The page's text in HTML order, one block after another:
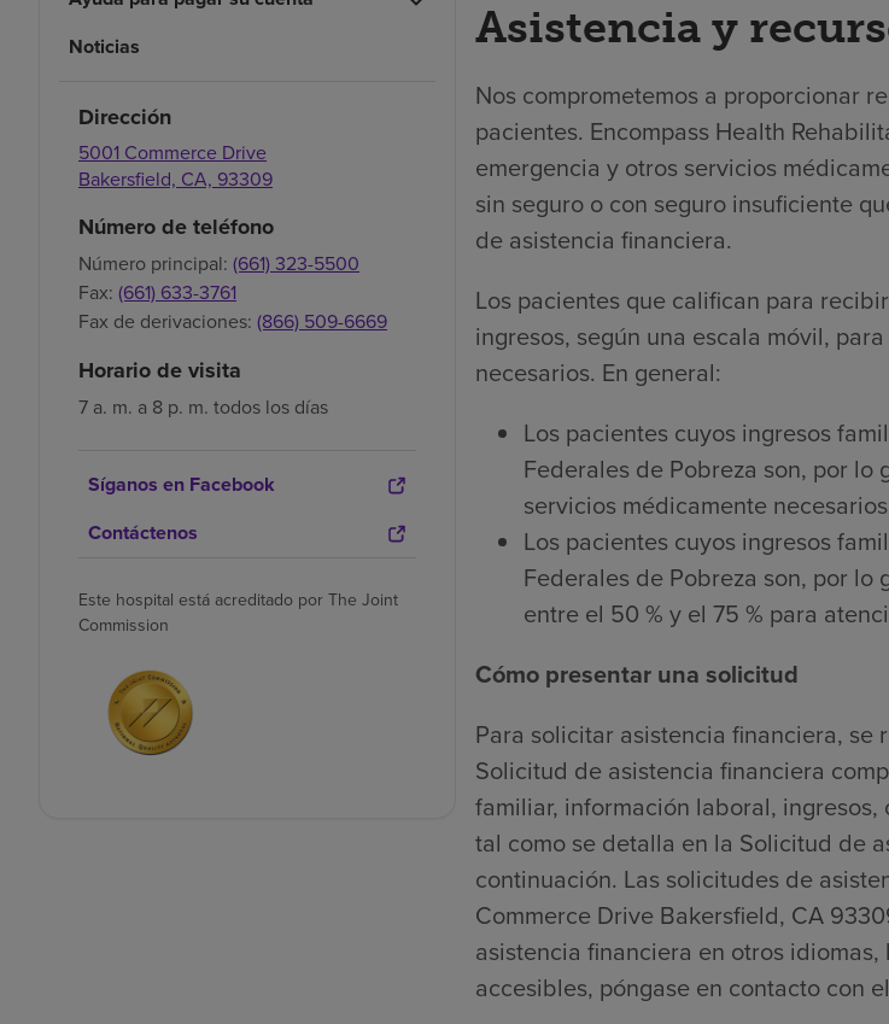
Noticias
Dirección
5001 Commerce Drive
Bakersfield, CA, 93309
Número de teléfono
Número principal: (661) 323-5500
Fax: (661) 633-3761
Fax de derivaciones: (866) 509-6669
Horario de visita
7 a. m. a 8 p. m. todos los días
Síganos en Facebook
Contáctenos
Este hospital está acreditado por The Joint
Commission
Asistencia y
Nos comprometemos a proporcionar
pacientes. Encompass Health
emergencia y otros servicios
sin seguro o con seguro insuficiente
de asistencia financiera.
Los pacientes que califican para
ingresos, según una escala móvil,
necesarios. En general:
Los pacientes cuyos ingresos
Federales de Pobreza son, por
servicios médicamente
Los pacientes cuyos ingresos
Federales de Pobreza son, por
entre el 50 % y el 75 % para
Cómo presentar una solicitud
Para solicitar asistencia financiera,
Solicitud de asistencia financiera
familiar, información laboral,
tal como se detalla en la Solicitud de
continuación. Las solicitudes de
Commerce Drive Bakersfield, CA
asistencia financiera en otros
accesibles, póngase en contacto con